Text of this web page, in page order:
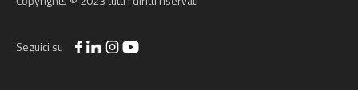
Seguici su